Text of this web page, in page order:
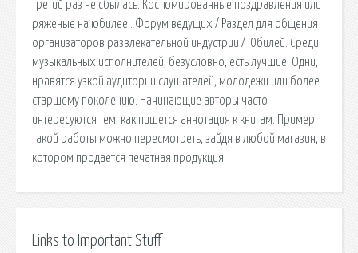
третий раз не сбылась. Костюмированные поздравления или
ряженые на юбилее : Форум ведущих / Раздел для общения
организаторов развлекательной индустрии / Юбилей. Среди
музыкальных исполнителей, безусловно, есть лучшие. Одни,
нравятся узкой аудитории слушателей, молодежи или более
старшему поколению. Начинающие авторы часто
интересуются тем, как пишется аннотация к книгам. Пример
такой работы можно пересмотреть, зайдя в любой магазин, в
котором продается печатная продукция.
Links to Important Stuff